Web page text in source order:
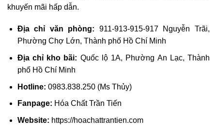
khuyến mãi hấp dẫn.
Địa chỉ văn phòng: 911-913-915-917 Nguyễn Trãi,
Phường Chợ Lớn, Thành phố Hồ Chí Minh
Địa chỉ kho bãi: Quốc lộ 1A, Phường An Lạc, Thành
phố Hồ Chí Minh
Hotline: 0983.838.250 (Ms Thủy)
Fanpage: Hóa Chất Trần Tiến
Website: https://hoachattrantien.com